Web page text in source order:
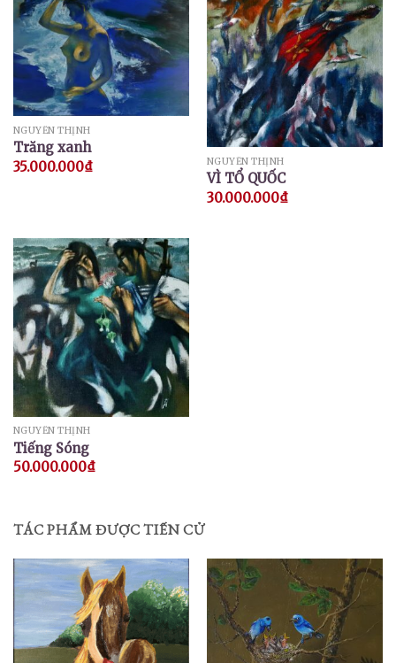
NGUYỄN THỊNH
Trăng xanh
35.000.000₫ NGUYỄN THỊNH
VÌ TỔ QUỐC
30.000.000₫
NGUYỄN THỊNH
Tiếng Sóng
50.000.000₫
TÁC PHẨM ĐƯỢC TIẾN CỬ